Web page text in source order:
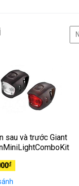
sau và trước Giant
₫